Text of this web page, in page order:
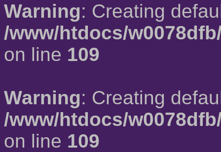
Warning: Creating
/www/htdocs/
on line 109
Warning: Creating
/www/htdocs/
on line 109